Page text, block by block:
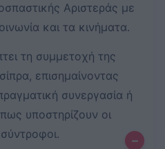
Αριστεράς με
και τα κινήματα.
τη συμμετοχή της
επισημαίνοντας
συνεργασία ή
υποστηρίζουν οι
–